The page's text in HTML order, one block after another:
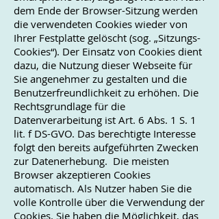
dem Ende der Browser-Sitzung werden
die verwendeten Cookies wieder von
Ihrer Festplatte gelöscht (sog. „Sitzungs-
Cookies“). Der Einsatz von Cookies dient
dazu, die Nutzung dieser Webseite für
Sie angenehmer zu gestalten und die
Benutzerfreundlichkeit zu erhöhen. Die
Rechtsgrundlage für die
Datenverarbeitung ist Art. 6 Abs. 1 S. 1
lit. f DS-GVO. Das berechtigte Interesse
folgt den bereits aufgeführten Zwecken
zur Datenerhebung. Die meisten
Browser akzeptieren Cookies
automatisch. Als Nutzer haben Sie die
volle Kontrolle über die Verwendung der
Cookies. Sie haben die Möglichkeit, das